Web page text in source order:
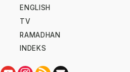
ENGLISH
TV
RAMADHAN
INDEKS